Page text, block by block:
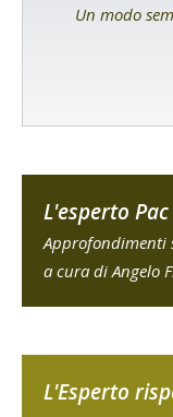
Un modo
L'esperto
Approfondimenti
a cura di Angelo
L'Esperto